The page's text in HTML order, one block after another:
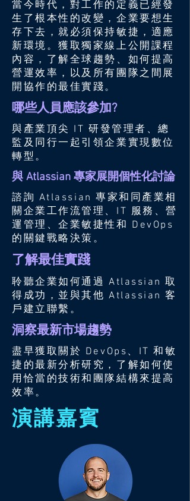
當今時代，對工作的定義已經發
生了根本性的改變，企業要想生
存下去，就必須保持敏捷，適應
新環境。獲取獨家線上公開課程
內容，了解全球趨勢、如何提高
營運效率，以及所有團隊之間展
開協作的最佳實踐。
哪些人員應該參加?
與產業頂尖 IT 研發管理者、總
監及同行一起引領企業實現數位
轉型。
與 Atlassian 專家展開個性化討論
諮詢 Atlassian 專家和同產業相
關企業工作流管理、IT 服務、營
運管理、企業敏捷性和 DevOps
的關鍵戰略決策。
了解最佳實踐
聆聽企業如何通過 Atlassian 取
得成功，並與其他 Atlassian 客
戶建立聯繫。
洞察最新市場趨勢
盡早獲取關於 DevOps、IT 和敏
捷的最新分析研究，了解如何使
用恰當的技術和團隊結構來提高
效率。
演講嘉賓